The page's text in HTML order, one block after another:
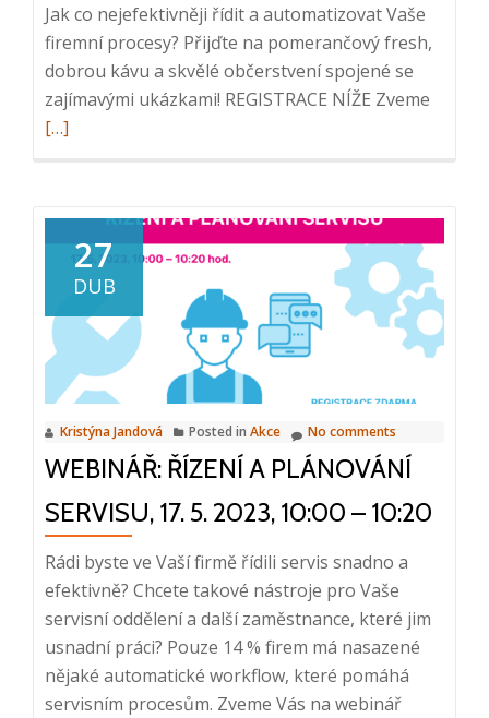
Jak co nejefektivněji řídit a automatizovat Vaše
firemní procesy? Přijďte na pomerančový fresh,
dobrou kávu a skvělé občerstvení spojené se
zajímavými ukázkami! REGISTRACE NÍŽE Zveme
v
oblasti
správy
8:25
[…]
27
DUB
Kristýna Jandová Posted in Akce No comments
WEBINÁŘ: ŘÍZENÍ A PLÁNOVÁNÍ
SERVISU, 17. 5. 2023, 10:00 – 10:20
Rádi byste ve Vaší firmě řídili servis snadno a
efektivně? Chcete takové nástroje pro Vaše
servisní oddělení a další zaměstnance, které jim
usnadní práci? Pouze 14 % firem má nasazené
nějaké automatické workflow, které pomáhá
servisním procesům. Zveme Vás na webinář